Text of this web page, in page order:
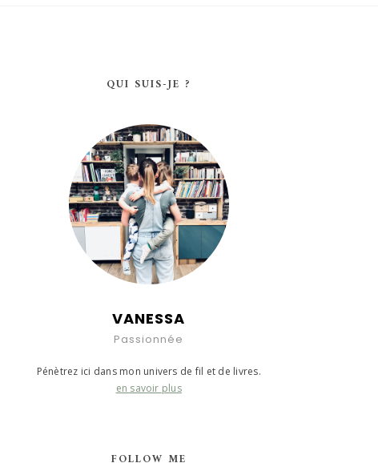
QUI SUIS-JE ?
VANESSA
Passionnée
Pénètrez ici dans mon univers de fil et de livres.
en savoir plus